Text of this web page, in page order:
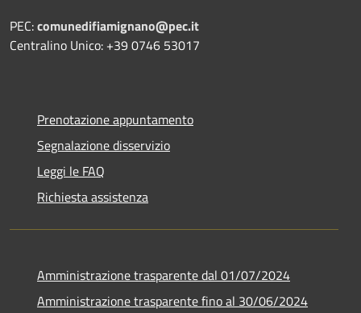
PEC:comunedifiamignano@pec.it
Centralino Unico: +39 0746 53017
Prenotazione appuntamento
Segnalazione disservizio
Leggi le FAQ
Richiesta assistenza
Amministrazione trasparente dal 01/07/2024
Amministrazione trasparente fino al 30/06/2024